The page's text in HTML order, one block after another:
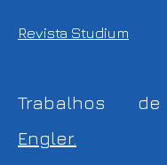
Revista Studium
Trabalhos
Engler.